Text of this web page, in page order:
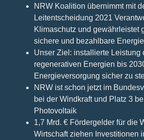
NRW Koalition übernimmt mit
Leitentscheidung 2021
Klimaschutz und gewährleistet
sichere und bezahlbare
Unser Ziel: installierte Leistung
regenerativen Energien bis
Energieversorgung sicher zu
NRW ist schon jetzt im
bei der Windkraft und Platz 3
Photovoltaik
1,7 Mrd. € Fördergelder für die
Wirtschaft ziehen Investitionen